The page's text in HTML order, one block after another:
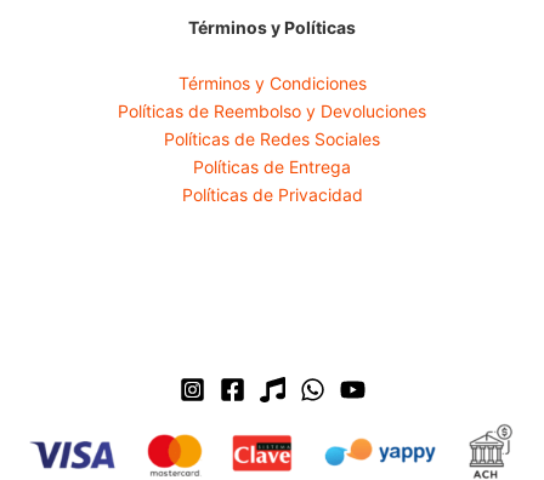
Términos y Políticas
Términos y Condiciones
Políticas de Reembolso y Devoluciones
Políticas de Redes Sociales
Políticas de Entrega
Políticas de Privacidad